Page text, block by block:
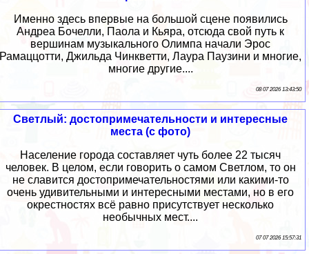
Именно здесь впервые на большой сцене появились
Андреа Бочелли, Паола и Кьяра, отсюда свой путь к
вершинам музыкального Олимпа начали Эрос
Рамаццотти, Джильда Чинкветти, Лаура Паузини и многие,
многие другие....
08 07 2026 13:43:50
Светлый: достопримечательности и интересные
места (с фото)
Население города составляет чуть более 22 тысяч
человек. В целом, если говорить о самом Светлом, то он
не славится достопримечательностями или какими-то
очень удивительными и интересными местами, но в его
окрестностях всё равно присутствует несколько
необычных мест....
07 07 2026 15:57:31